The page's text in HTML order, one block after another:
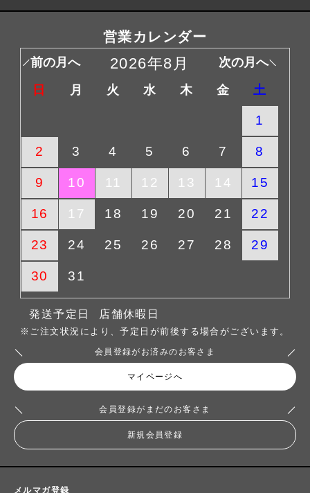
営業カレンダー
前の月へ 次の月へ
2026年8月
日 月 火 水 木 金 土
1
2 3 4 5 6 7 8
9 10 11 12 13 14 15
16 17 18 19 20 21 22
23 24 25 26 27 28 29
30 31
発送予定日 店舗休暇日
※ご注文状況により、予定日が前後する場合がございます。
会員登録がお済みのお客さま
マイページへ
会員登録がまだのお客さま
新規会員登録
メルマガ登録